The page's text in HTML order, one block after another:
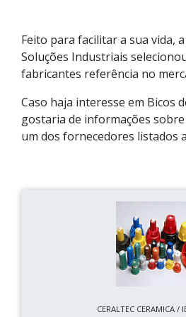
Feito para facilitar a sua vida,
Soluções Industriais
fabricantes referência no
Caso haja interesse em Bicos
gostaria de informações
um dos fornecedores listados
CERALTEC CERAMICA /